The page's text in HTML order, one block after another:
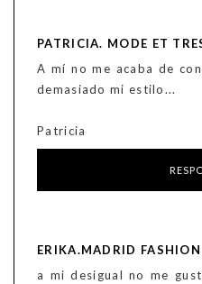
PATRICIA. MODE ET
A mí no me acaba de
demasiado mi estilo...
Patricia
ERIKA.MADRID FASHION
a mi desigual no me